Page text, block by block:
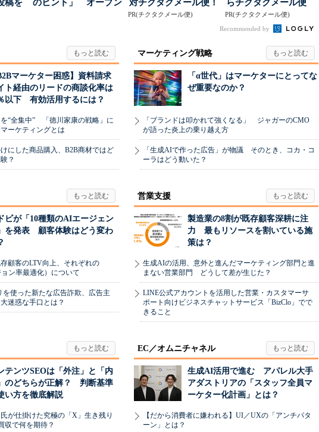
稿を
のヒント」 オープン
対チクタクメール便！
PR(チクタクメール便)
らチクタクメール便
PR(チクタクメール便)
Recommended by
マーケター困惑】資料請求
ト経由のリードの商談化率は
以下 有効活用するには？
“全集中” 「徳川家康の戦略」に
ーケティングとは
にした商品購入、B2B商材ではど
？
マーケティング戦略
「α世代」はマーケターにとってな
ぜ重要なのか？
「ブランドは叩かれて強くなる」 ジャガーのCMO
が語った炎上の乗り越え方
「生成AIで作った広告」が物議 そのとき、コカ・コ
ーラはどう動いた？
ビが「10種類のAIエージェン
を発表 顧客体験はどう変わ
顧客のLTV向上、それぞれの
ン率最適化）について
を使った新たな広告詐欺、広告主
迷惑な手口とは？
営業支援
製造業の8割が既存顧客深耕に注
力 最もリソースを割いている施
策は？
生成AIの活用、意外と進んだマーケティング部門と進
まない営業部門 どうして差が生じた？
LINE公式アカウントを活用した営業・カスタマーサ
ポート向けビジネスチャットサービス「BizClo」でで
きること
テンツSEOは「外注」と「内
のどちらが正解？ 判断基準
い方を徹底解説
が仕掛けた究極の「X」生き残り
で何を期待？
EC／オムニチャネル
生成AI活用で進む アパレル大手
アダストリアの「スタッフ全員マ
ーケター化計画」とは？
【だから消費者に嫌われる】UI／UXの「アンチパタ
ーン」とは？